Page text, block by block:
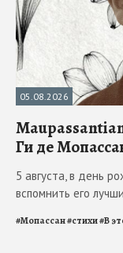
05.08.2026
Ги де
5 августа, в день
вспомнить его
#Мопассан#стихи#В